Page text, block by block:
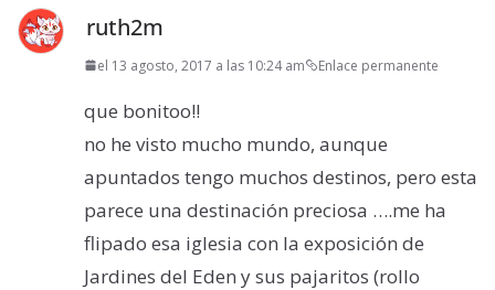
ruth2m
el 13 agosto, 2017 a las 10:24 am Enlace permanente
que bonitoo!!
no he visto mucho mundo, aunque
apuntados tengo muchos destinos, pero esta
parece una destinación preciosa ….me ha
flipado esa iglesia con la exposición de
Jardines del Eden y sus pajaritos (rollo